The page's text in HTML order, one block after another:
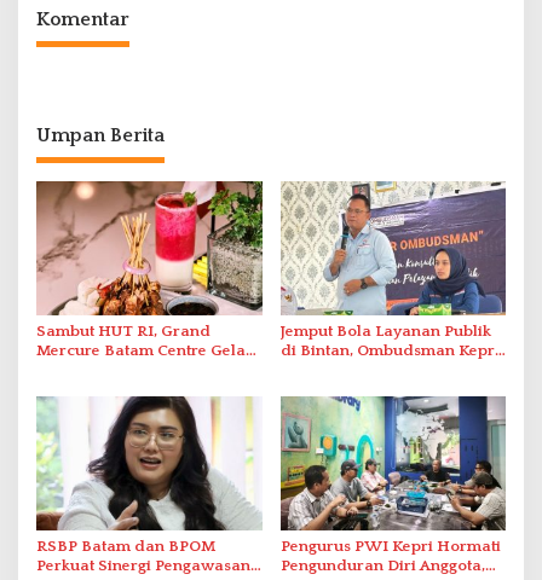
Komentar
Umpan Berita
Sambut HUT RI, Grand
Mercure Batam Centre Gelar
Jemput Bola Layanan Publik
di Bintan, Ombudsman Kepri
RSBP Batam dan BPOM
Perkuat Sinergi Pengawasan
Pengurus PWI Kepri Hormati
Pengunduran Diri Anggota,